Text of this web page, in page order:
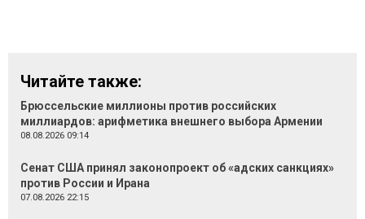
Читайте также:
Брюссельские миллионы против российских
миллиардов: арифметика внешнего выбора Армении
08.08.2026 09:14
Сенат США принял законопроект об «адских санкциях»
против России и Ирана
07.08.2026 22:15